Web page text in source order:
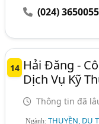
(024) 3650055
14 Hải Đăng -
Dịch Vụ Kỹ
Thông tin đã
Ngành:THUYỀN, DU